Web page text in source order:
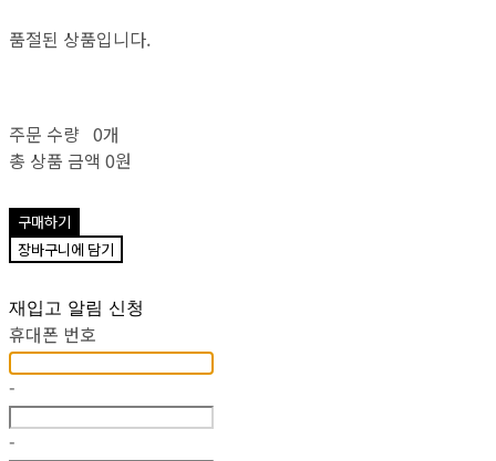
품절된 상품입니다.
주문 수량 0개
총 상품 금액 0원
구매하기
장바구니에 담기
재입고 알림 신청
휴대폰 번호
-
-